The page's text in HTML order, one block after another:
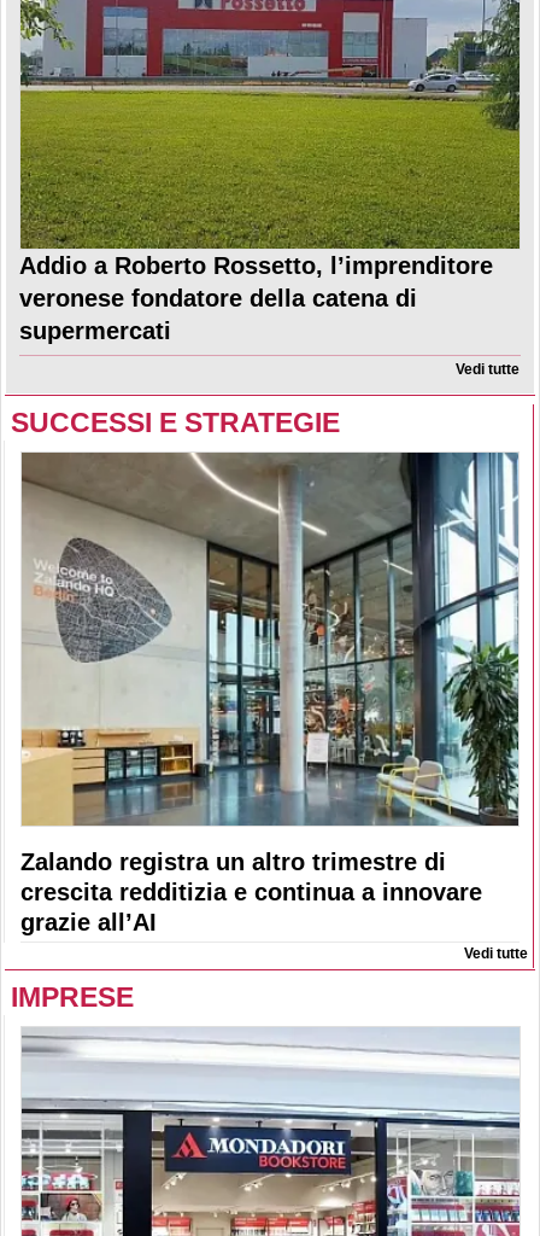
Addio a Roberto Rossetto, l’imprenditore
veronese fondatore della catena di
supermercati
Vedi tutte
SUCCESSI E STRATEGIE
Zalando registra un altro trimestre di
crescita redditizia e continua a innovare
grazie all’AI
Vedi tutte
IMPRESE